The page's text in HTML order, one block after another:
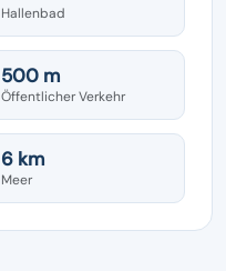
Hallenbad
500 m
Öffentlicher Verkehr
6 km
Meer